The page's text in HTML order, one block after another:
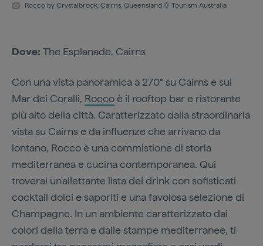
Rocco by Crystalbrook, Cairns, Queensland © Tourism Australia
Dove: The Esplanade, Cairns
Con una vista panoramica a 270° su Cairns e sul
Mar dei Coralli, Roccoè il rooftop bar e ristorante
più alto della città. Caratterizzato dalla straordinaria
vista su Cairns e da influenze che arrivano da
lontano, Rocco è una commistione di storia
mediterranea e cucina contemporanea. Qui
troverai un'allettante lista dei drink con sofisticati
cocktail dolci e saporiti e una favolosa selezione di
Champagne. In un ambiente caratterizzato dai
colori della terra e dalle stampe mediterranee, ti